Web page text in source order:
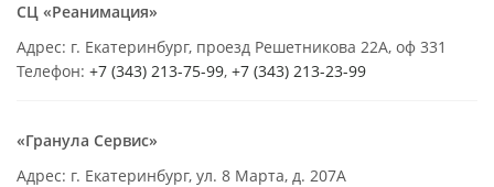
СЦ «Реанимация»
Адрес: г. Екатеринбург, проезд Решетникова 22А, оф 331
Телефон: +7 (343) 213-75-99, +7 (343) 213-23-99
«Гранула Сервис»
Адрес: г. Екатеринбург, ул. 8 Марта, д. 207А